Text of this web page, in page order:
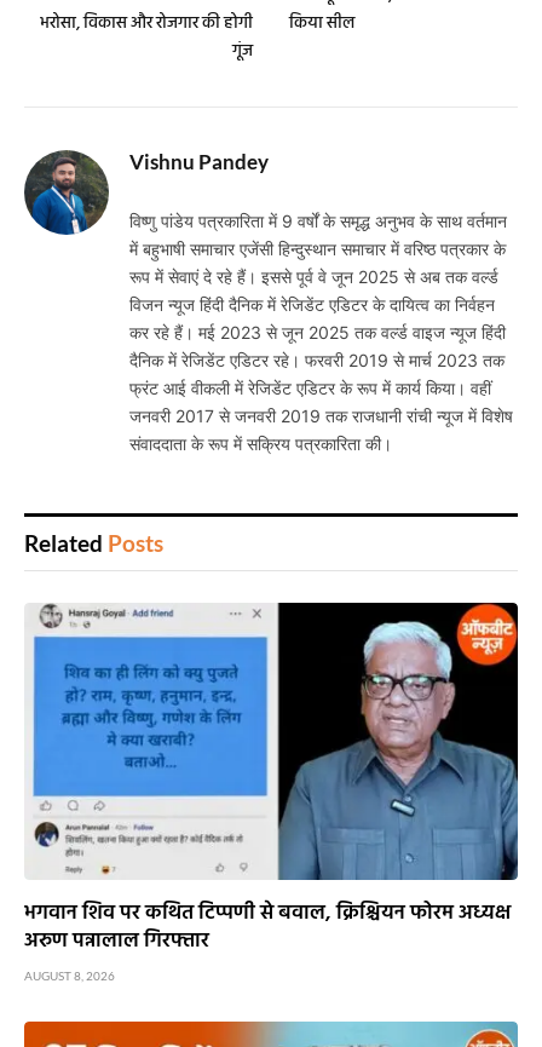
भरोसा, विकास और रोजगार की होगी
गूंज
किया सील
Vishnu Pandey
विष्णु पांडेय पत्रकारिता में 9 वर्षों के समृद्ध अनुभव के साथ वर्तमान
में बहुभाषी समाचार एजेंसी हिन्दुस्थान समाचार में वरिष्ठ पत्रकार के
रूप में सेवाएं दे रहे हैं। इससे पूर्व वे जून 2025 से अब तक वर्ल्ड
विजन न्यूज हिंदी दैनिक में रेजिडेंट एडिटर के दायित्व का निर्वहन
कर रहे हैं। मई 2023 से जून 2025 तक वर्ल्ड वाइज न्यूज हिंदी
दैनिक में रेजिडेंट एडिटर रहे। फरवरी 2019 से मार्च 2023 तक
फ्रंट आई वीकली में रेजिडेंट एडिटर के रूप में कार्य किया। वहीं
जनवरी 2017 से जनवरी 2019 तक राजधानी रांची न्यूज में विशेष
संवाददाता के रूप में सक्रिय पत्रकारिता की।
Related Posts
भगवान शिव पर कथित टिप्पणी से बवाल, क्रिश्चियन फोरम अध्यक्ष
अरुण पन्नालाल गिरफ्तार
AUGUST 8, 2026